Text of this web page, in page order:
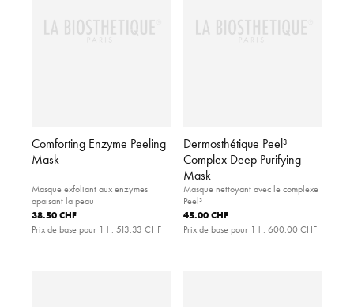
Comforting Enzyme Peeling
Mask
Masque exfoliant aux enzymes
apaisant la peau
38.50 CHF
Prix de base pour 1 l : 513.33 CHF
Dermosthétique Peel³
Complex Deep Purifying
Mask
Masque nettoyant avec le complexe
Peel³
45.00 CHF
Prix de base pour 1 l : 600.00 CHF